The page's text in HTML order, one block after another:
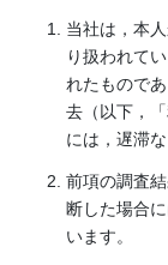
当社は，本
り扱われて
れたもので
去（以下，
には，遅滞
前項の調査
断した場合
います。